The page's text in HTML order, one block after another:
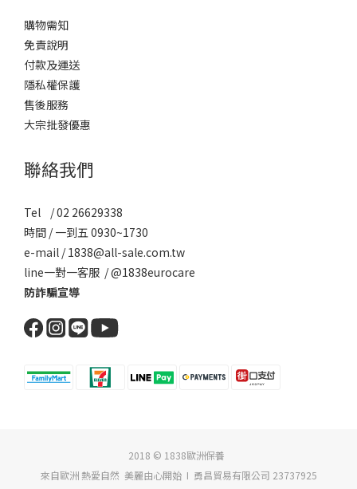
購物需知
免責說明
付款及運送
隱私權保護
售後服務
大宗批發優惠
聯絡我們
Tel / 02 26629338
時間 / 一到五 0930~1730
e-mail / 1838@all-sale.com.tw
line一對一客服 / @1838eurocare
防詐騙宣導
2018 © 1838歐洲保養
來自歐洲 熱愛自然 美麗由心開始 I 勇昌貿易有限公司 23737925